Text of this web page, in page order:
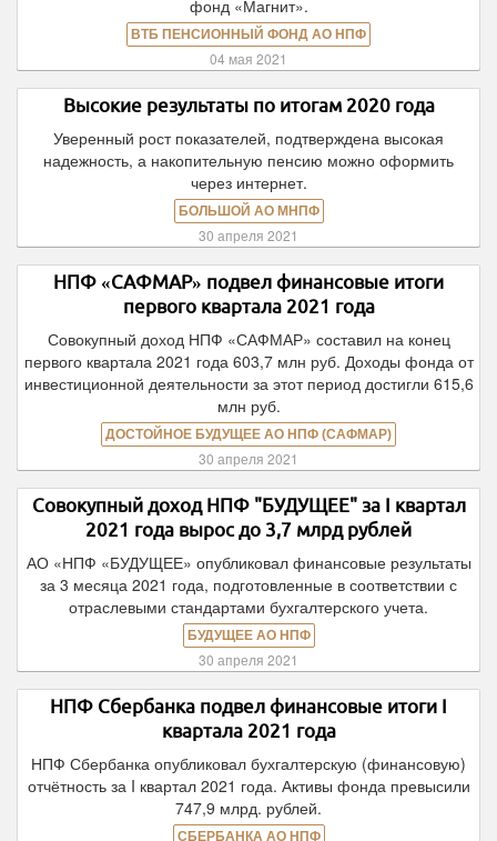
фонд «Магнит».
ВТБ ПЕНСИОННЫЙ ФОНД АО НПФ
04 мая 2021
Высокие результаты по итогам 2020 года
Уверенный рост показателей, подтверждена высокая
надежность, а накопительную пенсию можно оформить
через интернет.
БОЛЬШОЙ АО МНПФ
30 апреля 2021
НПФ «САФМАР» подвел финансовые итоги
первого квартала 2021 года
Совокупный доход НПФ «САФМАР» составил на конец
первого квартала 2021 года 603,7 млн руб. Доходы фонда от
инвестиционной деятельности за этот период достигли 615,6
млн руб.
ДОСТОЙНОЕ БУДУЩЕЕ АО НПФ (САФМАР)
30 апреля 2021
Совокупный доход НПФ "БУДУЩЕЕ" за I квартал
2021 года вырос до 3,7 млрд рублей
АО «НПФ «БУДУЩЕЕ» опубликовал финансовые результаты
за 3 месяца 2021 года, подготовленные в соответствии с
отраслевыми стандартами бухгалтерского учета.
БУДУЩЕЕ АО НПФ
30 апреля 2021
НПФ Сбербанка подвел финансовые итоги I
квартала 2021 года
НПФ Сбербанка опубликовал бухгалтерскую (финансовую)
отчётность за I квартал 2021 года. Активы фонда превысили
747,9 млрд. рублей.
СБЕРБАНКА АО НПФ